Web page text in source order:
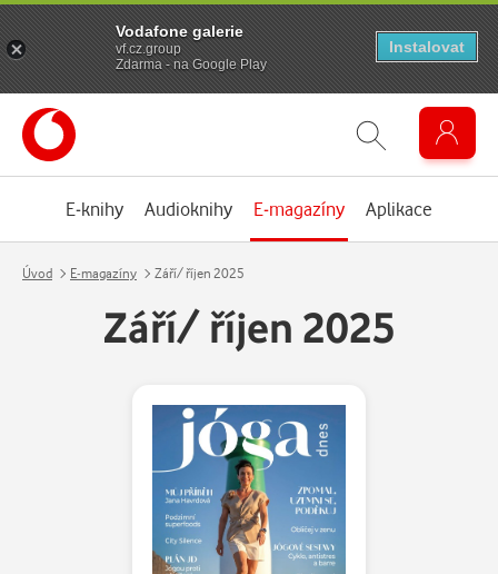
E-knihy Audioknihy E-magazíny Aplikace
Úvod E-magazíny Září/ říjen 2025
Září/ říjen 2025
Vodafone galerie
vf.cz.group
Zdarma - na Google Play
Instalovat